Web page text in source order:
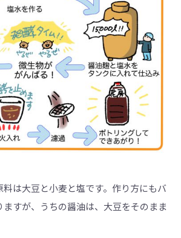
料は大豆と小麦と塩です。作り方にもバ
ますが、うちの醤油は、大豆をそのまま